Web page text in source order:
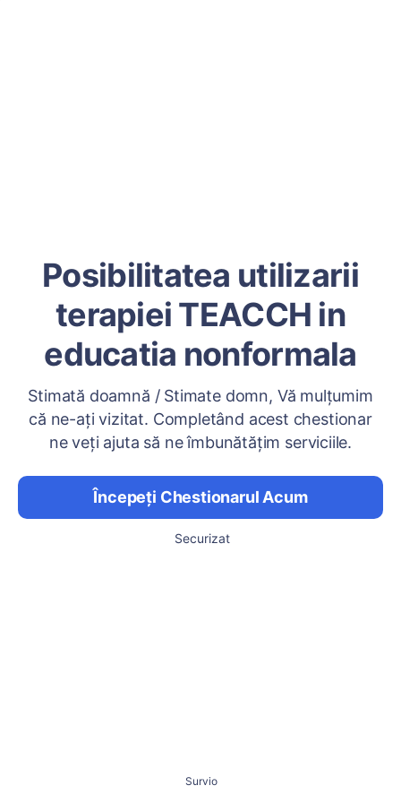
Posibilitatea utilizarii
terapiei TEACCH in
educatia nonformala
Stimată doamnă / Stimate domn, Vă mulțumim
că ne-ați vizitat. Completând acest chestionar
ne veți ajuta să ne îmbunătățim serviciile.
Începeți Chestionarul Acum
Securizat
Survio